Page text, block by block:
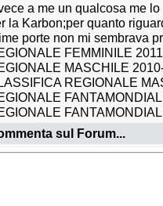
a me un qualcosa me
la Karbon;per quanto
porte non mi sembrava
FEMMINILE
MASCHILE
REGIONALE
sul Forum...